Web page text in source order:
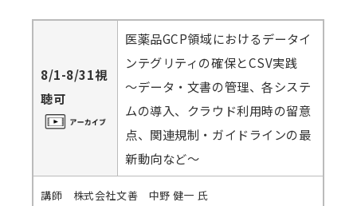
8/1-8/31視
聴可
医薬品GCP領域におけるデータイ
ンテグリティの確保とCSV実践
～データ・文書の管理、各システ
ムの導入、クラウド利用時の留意
点、関連規制・ガイドラインの最
新動向など～
講師 株式会社文善 中野 健一 氏